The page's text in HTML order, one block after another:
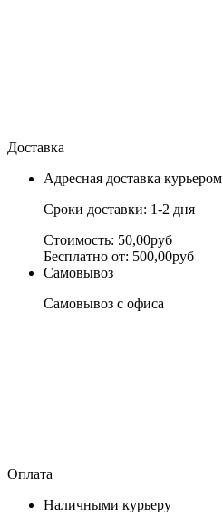
Доставка
Адресная доставка курьером
Сроки доставки: 1-2 дня
Стоимость: 50,00руб
Бесплатно от: 500,00руб
Самовывоз
Самовывоз с офиса
Оплата
Наличными курьеру